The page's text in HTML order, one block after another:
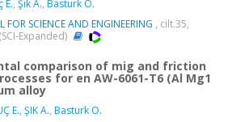
E., Şık A., Basturk O.
FOR SCIENCE AND ENGINEERING , cilt.35,
Expanded)
comparison of mig and friction
for en AW-6061-T6 (Al Mg1
alloy
E., ŞIK A., Basturk O.